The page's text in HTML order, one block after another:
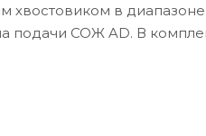
хвостовиком в
СОЖ AD. В